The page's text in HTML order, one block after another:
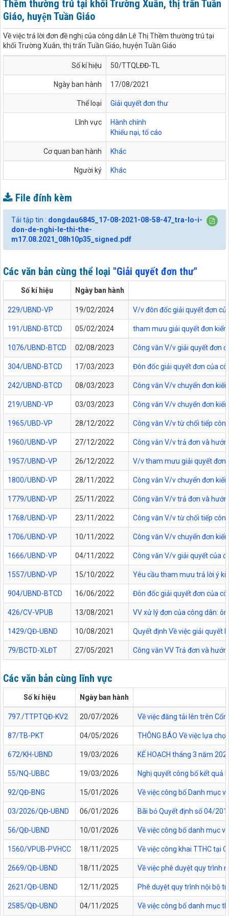
Thềm thường trú tại khối Trường Xuân, thị trấn Tuần
Giáo, huyện Tuần Giáo
Về việc trả lời đơn đề nghị của công dân Lê Thị Thềm thường trú tại
khối Trường Xuân, thị trấn Tuần Giáo, huyện Tuần Giáo
Số kí hiệu 50/TTQLĐĐ-TL
Ngày ban hành 17/08/2021
Thể loại Giải quyết đơn thư
Lĩnh vực
Hành chính
Khiếu nại, tố cáo
Cơ quan ban hành Khác
Người ký Khác
File đính kèm
Tải tập tin : dongdau6845_17-08-2021-08-58-47_tra-lo-i-
don-de-nghi-le-thi-the-
m17.08.2021_08h10p35_signed.pdf
Các văn bản cùng thể loại "Giải quyết đơn thư"
Số kí hiệu Ngày ban hành
229/UBND-VP 19/02/2024 V/v đôn đốc giải quyết đơn
191/UBND-BTCD 05/02/2024 tham mưu giải quyết đơn kiến
1076/UBND-BTCD 02/08/2023 Công văn V/v giải quyết đơn
304/UBND-BTCD 17/03/2023 Đôn đốc giải quyết đơn của
242/UBND-BTCD 08/03/2023 Công văn V/v chuyển đơn
219/UBND-VP 03/03/2023 Công văn V/v chuyển đơn
1965/UBD-VP 28/12/2022 Công văn V/v từ chối tiếp
1960/UBND-VP 27/12/2022 Công văn V/v trả đơn và
1957/UBND-VP 26/12/2022 V/v tham mưu giải quyết đơn
1800/UBND-VP 28/11/2022 Công văn V/v chuyển đơn
1779/UBND-VP 25/11/2022 Công văn V/v trả đơn và
1768/UBND-VP 23/11/2022 Công văn V/v từ chối tiếp
1706/UBND-VP 10/11/2022 Công văn V/v chuyển đơn
1666/UBND-VP 04/11/2022 Công văn V/v giải quyết của
1557/UBND-VP 15/10/2022 Yêu cầu tham mưu trả lời ý
904/UBND-BTCD 16/06/2022 Đôn đốc giải quyết đơn của
426/CV-VPUB 13/08/2021 VV xử lý đơn của công dân:
1429/QĐ-UBND 10/08/2021 Quyết định Về việc giải quyết
79/BCTD-XLĐT 27/05/2021 Công văn VV Trả đơn và
Các văn bản cùng lĩnh vực
Số kí hiệu Ngày ban hành
797./TTPTQĐ-KV2 20/07/2026 Về việc đăng tải lên trên
87/TB-PKT 04/05/2026 THÔNG BÁO Về việc lựa
672/KH-UBND 19/03/2026 KẾ HOẠCH tháng 3 năm
55/NQ-UBBC 19/03/2026 Nghị quyết công bố kết quả
92/QĐ-BNG 15/01/2026 Về việc công bố Danh mục
03/2026/QĐ-UBND 06/01/2026 Bãi bỏ Quyết định số 04/
56/QĐ-UBND 10/01/2026 Về việc công bố danh mục
1560/VPUB-PVHCC 18/11/2025 Về việc công khai TTHC tại
2669/QĐ-UBND 18/11/2025 Về việc phê duyệt quy trình
2621/QĐ-UBND 12/11/2025 Phê duyệt quy trình nội bộ
2585/QĐ-UBND 04/11/2025 Về việc công bố danh mục